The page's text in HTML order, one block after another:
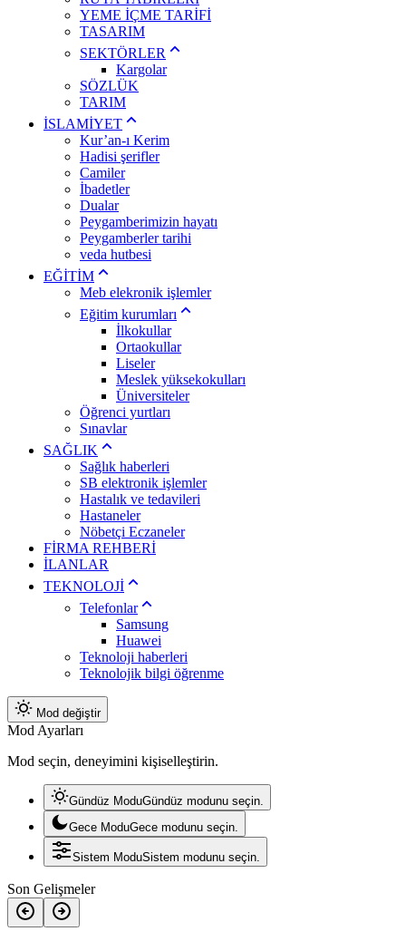
YEME İÇME TARİFİ
TASARIM
SEKTÖRLER
Kargolar
SÖZLÜK
TARIM
İSLAMİYET
Kur’an-ı Kerim
Hadisi şerifler
Camiler
İbadetler
Dualar
Peygamberimizin hayatı
Peygamberler tarihi
veda hutbesi
EĞİTİM
Meb elekronik işlemler
Eğitim kurumları
İlkokullar
Ortaokullar
Liseler
Meslek yüksekokulları
Üniversiteler
Öğrenci yurtları
Sınavlar
SAĞLIK
Sağlık haberleri
SB elektronik işlemler
Hastalık ve tedavileri
Hastaneler
Nöbetçi Eczaneler
FİRMA REHBERİ
İLANLAR
TEKNOLOJİ
Telefonlar
Samsung
Huawei
Teknoloji haberleri
Teknolojik bilgi öğrenme
Mod değiştir
Mod Ayarları
Mod seçin, deneyimini kişiselleştirin.
Gündüz ModuGündüz modunu seçin.
Gece ModuGece modunu seçin.
Sistem ModuSistem modunu seçin.
Son Gelişmeler